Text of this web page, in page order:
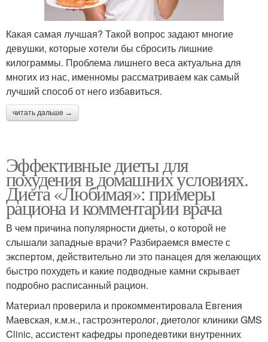
Какая самая лучшая? Такой вопрос задают многие
девушки, которые хотели бы сбросить лишние
килограммы. Проблема лишнего веса актуальна для
многих из нас, именномы рассматриваем как самый
лучший способ от него избавиться.
читать дальше →
Эффективные диеты для
похудения в домашних условиях.
Диета «Любимая»: примеры
рациона и комментарии врача
В чем причина популярности диеты, о которой не
слышали западные врачи? Разбираемся вместе с
экспертом, действительно ли это панацея для желающих
быстро похудеть и какие подводные камни скрывает
подробно расписанный рацион.
Материал проверила и прокомментировала Евгения
Маевская, к.м.н., гастроэнтеролог, диетолог клиники GMS
Clinic, ассистент кафедры пропедевтики внутренних